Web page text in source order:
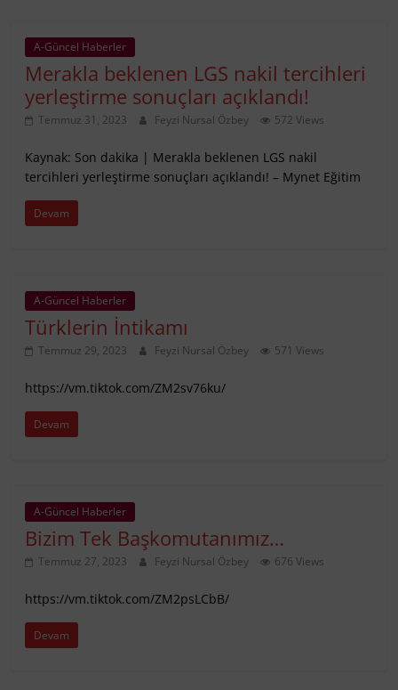
A-Güncel Haberler
Merakla beklenen LGS nakil tercihleri
yerleştirme sonuçları açıklandı!
Temmuz 31, 2023 Feyzi Nursal Özbey 572 Views
Kaynak: Son dakika | Merakla beklenen LGS nakil
tercihleri yerleştirme sonuçları açıklandı! – Mynet Eğitim
Devam
A-Güncel Haberler
Türklerin İntikamı
Temmuz 29, 2023 Feyzi Nursal Özbey 571 Views
https://vm.tiktok.com/ZM2sv76ku/
Devam
A-Güncel Haberler
Bizim Tek Başkomutanımız…
Temmuz 27, 2023 Feyzi Nursal Özbey 676 Views
https://vm.tiktok.com/ZM2psLCbB/
Devam